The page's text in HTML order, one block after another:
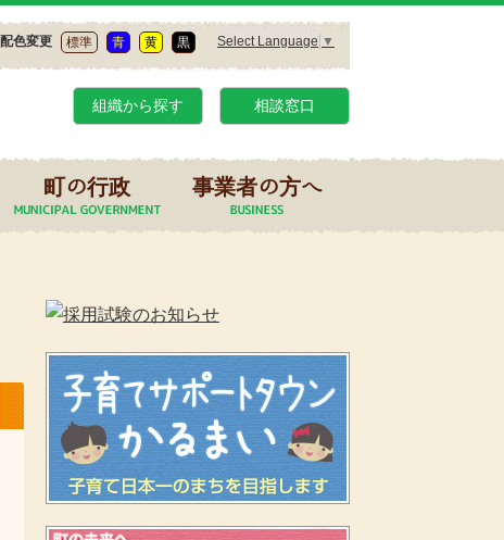
配色変更 標準 青 黄 黒 Select Language ▼
組織から探す 相談窓口
町の行政 事業者の方へ